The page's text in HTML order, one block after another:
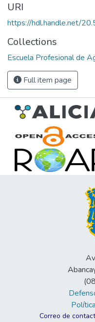
URI
https://hdl.handle.net/
Collections
Escuela Profesional de
Full item page
Correo de